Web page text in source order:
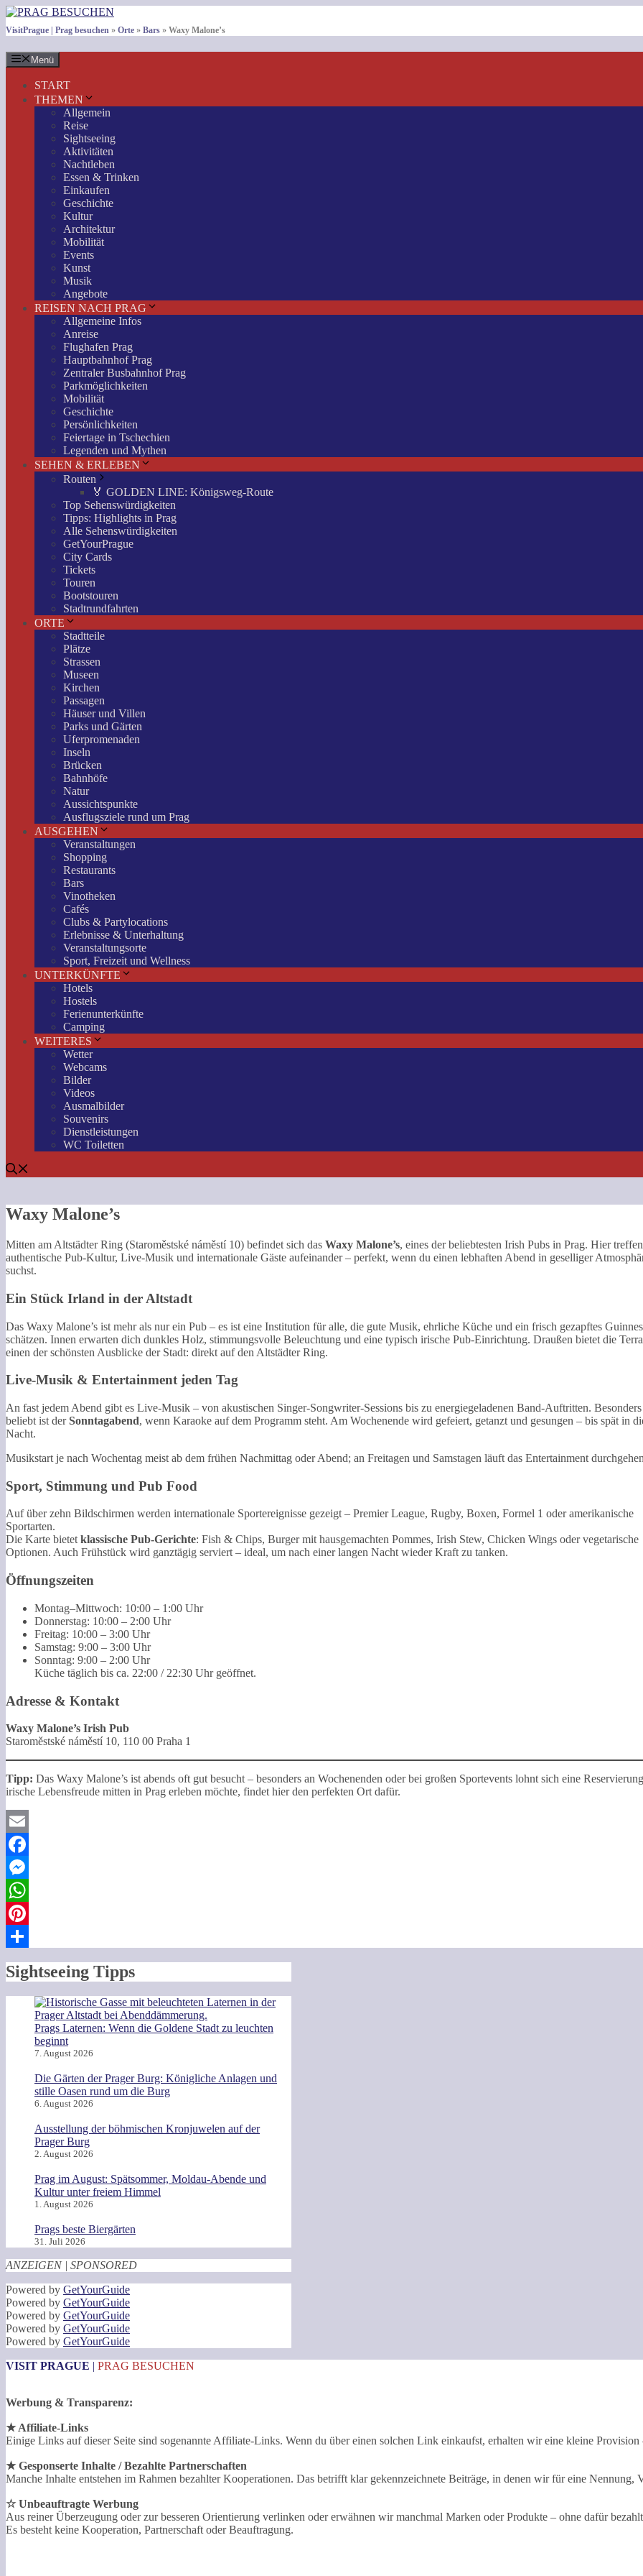
Zum
Inhalt
springen
VisitPrague | Prag besuchen » Orte » Bars » Waxy Malone’s
Menü
START
THEMEN
Allgemein
Reise
Sightseeing
Aktivitäten
Nachtleben
Essen & Trinken
Einkaufen
Geschichte
Kultur
Architektur
Mobilität
Events
Kunst
Musik
Angebote
REISEN NACH PRAG
Allgemeine Infos
Anreise
Flughafen Prag
Hauptbahnhof Prag
Zentraler Busbahnhof Prag
Parkmöglichkeiten
Mobilität
Geschichte
Persönlichkeiten
Feiertage in Tschechien
Legenden und Mythen
SEHEN & ERLEBEN
Routen
🏅 GOLDEN LINE: Königsweg-Route
Top Sehenswürdigkeiten
Tipps: Highlights in Prag
Alle Sehenswürdigkeiten
GetYourPrague
City Cards
Tickets
Touren
Bootstouren
Stadtrundfahrten
ORTE
Stadtteile
Plätze
Strassen
Museen
Kirchen
Passagen
Häuser und Villen
Parks und Gärten
Uferpromenaden
Inseln
Brücken
Bahnhöfe
Natur
Aussichtspunkte
Ausflugsziele rund um Prag
AUSGEHEN
Veranstaltungen
Shopping
Restaurants
Bars
Vinotheken
Cafés
Clubs & Partylocations
Erlebnisse & Unterhaltung
Veranstaltungsorte
Sport, Freizeit und Wellness
UNTERKÜNFTE
Hotels
Hostels
Ferienunterkünfte
Camping
WEITERES
Wetter
Webcams
Bilder
Videos
Ausmalbilder
Souvenirs
Dienstleistungen
WC Toiletten
Waxy Malone’s
Mitten am Altstädter Ring (Staroměstské náměstí 10) befindet sich das Waxy Malone’s, eines der beliebtesten Irish Pubs in Prag. Hier treffen
authentische Pub-Kultur, Live-Musik und internationale Gäste aufeinander – perfekt, wenn du einen lebhaften Abend in geselliger
suchst.
Ein Stück Irland in der Altstadt
Das Waxy Malone’s ist mehr als nur ein Pub – es ist eine Institution für alle, die gute Musik, ehrliche Küche und ein frisch gezapftes
schätzen. Innen erwarten dich dunkles Holz, stimmungsvolle Beleuchtung und eine typisch irische Pub-Einrichtung. Draußen bietet die
einen der schönsten Ausblicke der Stadt: direkt auf den Altstädter Ring.
Live-Musik & Entertainment jeden Tag
An fast jedem Abend gibt es Live-Musik – von akustischen Singer-Songwriter-Sessions bis zu energiegeladenen Band-Auftritten. Besonders
beliebt ist derSonntagabend, wenn Karaoke auf dem Programm steht. Am Wochenende wird gefeiert, getanzt und gesungen – bis spät in
Nacht.
Musikstart je nach Wochentag meist ab dem frühen Nachmittag oder Abend; an Freitagen und Samstagen läuft das Entertainment
Sport, Stimmung und Pub Food
Auf über zehn Bildschirmen werden internationale Sportereignisse gezeigt – Premier League, Rugby, Boxen, Formel 1 oder amerikanische
Sportarten.
Die Karte bietetklassische Pub-Gerichte: Fish & Chips, Burger mit hausgemachten Pommes, Irish Stew, Chicken Wings oder vegetarische
Optionen. Auch Frühstück wird ganztägig serviert – ideal, um nach einer langen Nacht wieder Kraft zu tanken.
Öffnungszeiten
Montag–Mittwoch: 10:00 – 1:00 Uhr
Donnerstag: 10:00 – 2:00 Uhr
Freitag: 10:00 – 3:00 Uhr
Samstag: 9:00 – 3:00 Uhr
Sonntag: 9:00 – 2:00 Uhr
Küche täglich bis ca. 22:00 / 22:30 Uhr geöffnet.
Adresse & Kontakt
Waxy Malone’s Irish Pub
Staroměstské náměstí 10, 110 00 Praha 1
Tipp: Das Waxy Malone’s ist abends oft gut besucht – besonders an Wochenenden oder bei großen Sportevents lohnt sich eine
irische Lebensfreude mitten in Prag erleben möchte, findet hier den perfekten Ort dafür.
Email
Facebook
Messenger
WhatsApp
Pinterest
Sightseeing Tipps
Prags Laternen: Wenn die Goldene Stadt zu leuchten
beginnt
7. August 2026
Die Gärten der Prager Burg: Königliche Anlagen und
stille Oasen rund um die Burg
6. August 2026
Ausstellung der böhmischen Kronjuwelen auf der
Prager Burg
2. August 2026
Prag im August: Spätsommer, Moldau-Abende und
Kultur unter freiem Himmel
1. August 2026
Prags beste Biergärten
31. Juli 2026
ANZEIGEN | SPONSORED
Powered by GetYourGuide
Powered by GetYourGuide
Powered by GetYourGuide
Powered by GetYourGuide
Powered by GetYourGuide
VISIT PRAGUE | PRAG BESUCHEN
Werbung & Transparenz:
★ Affiliate-Links
Einige Links auf dieser Seite sind sogenannte Affiliate-Links. Wenn du über einen solchen Link einkaufst, erhalten wir eine kleine
★ Gesponserte Inhalte / Bezahlte Partnerschaften
Manche Inhalte entstehen im Rahmen bezahlter Kooperationen. Das betrifft klar gekennzeichnete Beiträge, in denen wir für eine Nennung,
☆ Unbeauftragte Werbung
Aus reiner Überzeugung oder zur besseren Orientierung verlinken oder erwähnen wir manchmal Marken oder Produkte – ohne dafür
Es besteht keine Kooperation, Partnerschaft oder Beauftragung.